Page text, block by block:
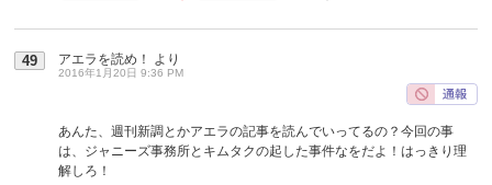
49 アエラを読め！ より
2016年1月20日 9:36 PM
あんた、週刊新調とかアエラの記事を読んでいってるの？今回の事
は、ジャニーズ事務所とキムタクの起した事件なをだよ！はっきり理
解しろ！